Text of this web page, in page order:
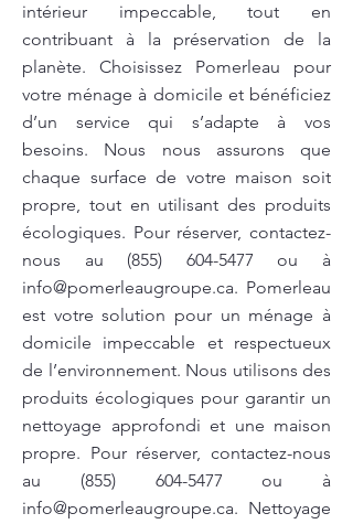
intérieur impeccable, tout en
contribuant à la préservation de la
planète. Choisissez Pomerleau pour
votre ménage à domicile et bénéficiez
d’un service qui s’adapte à vos
besoins. Nous nous assurons que
chaque surface de votre maison soit
propre, tout en utilisant des produits
écologiques. Pour réserver, contactez-
nous au (855) 604-5477 ou à
info@pomerleaugroupe.ca. Pomerleau
est votre solution pour un ménage à
domicile impeccable et respectueux
de l’environnement. Nous utilisons des
produits écologiques pour garantir un
nettoyage approfondi et une maison
propre. Pour réserver, contactez-nous
au (855) 604-5477 ou à
info@pomerleaugroupe.ca. Nettoyage